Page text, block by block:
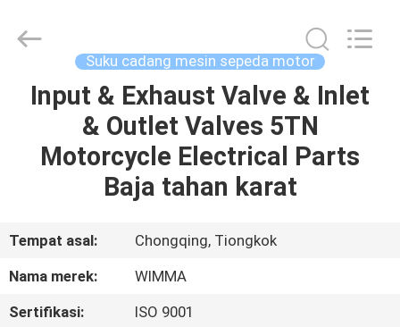
RUMAH
PRODUK
TENTANG
Spare
Parts
Suku cadang mesin sepeda motor
Input & Exhaust Valve & Inlet
& Outlet Valves 5TN
Motorcycle Electrical Parts
Baja tahan karat
Tempat asal:
Chongqing, Tiongkok
Nama merek:
WIMMA
Sertifikasi:
ISO 9001